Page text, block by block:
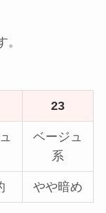
23
ベージュ
系
やや暗め